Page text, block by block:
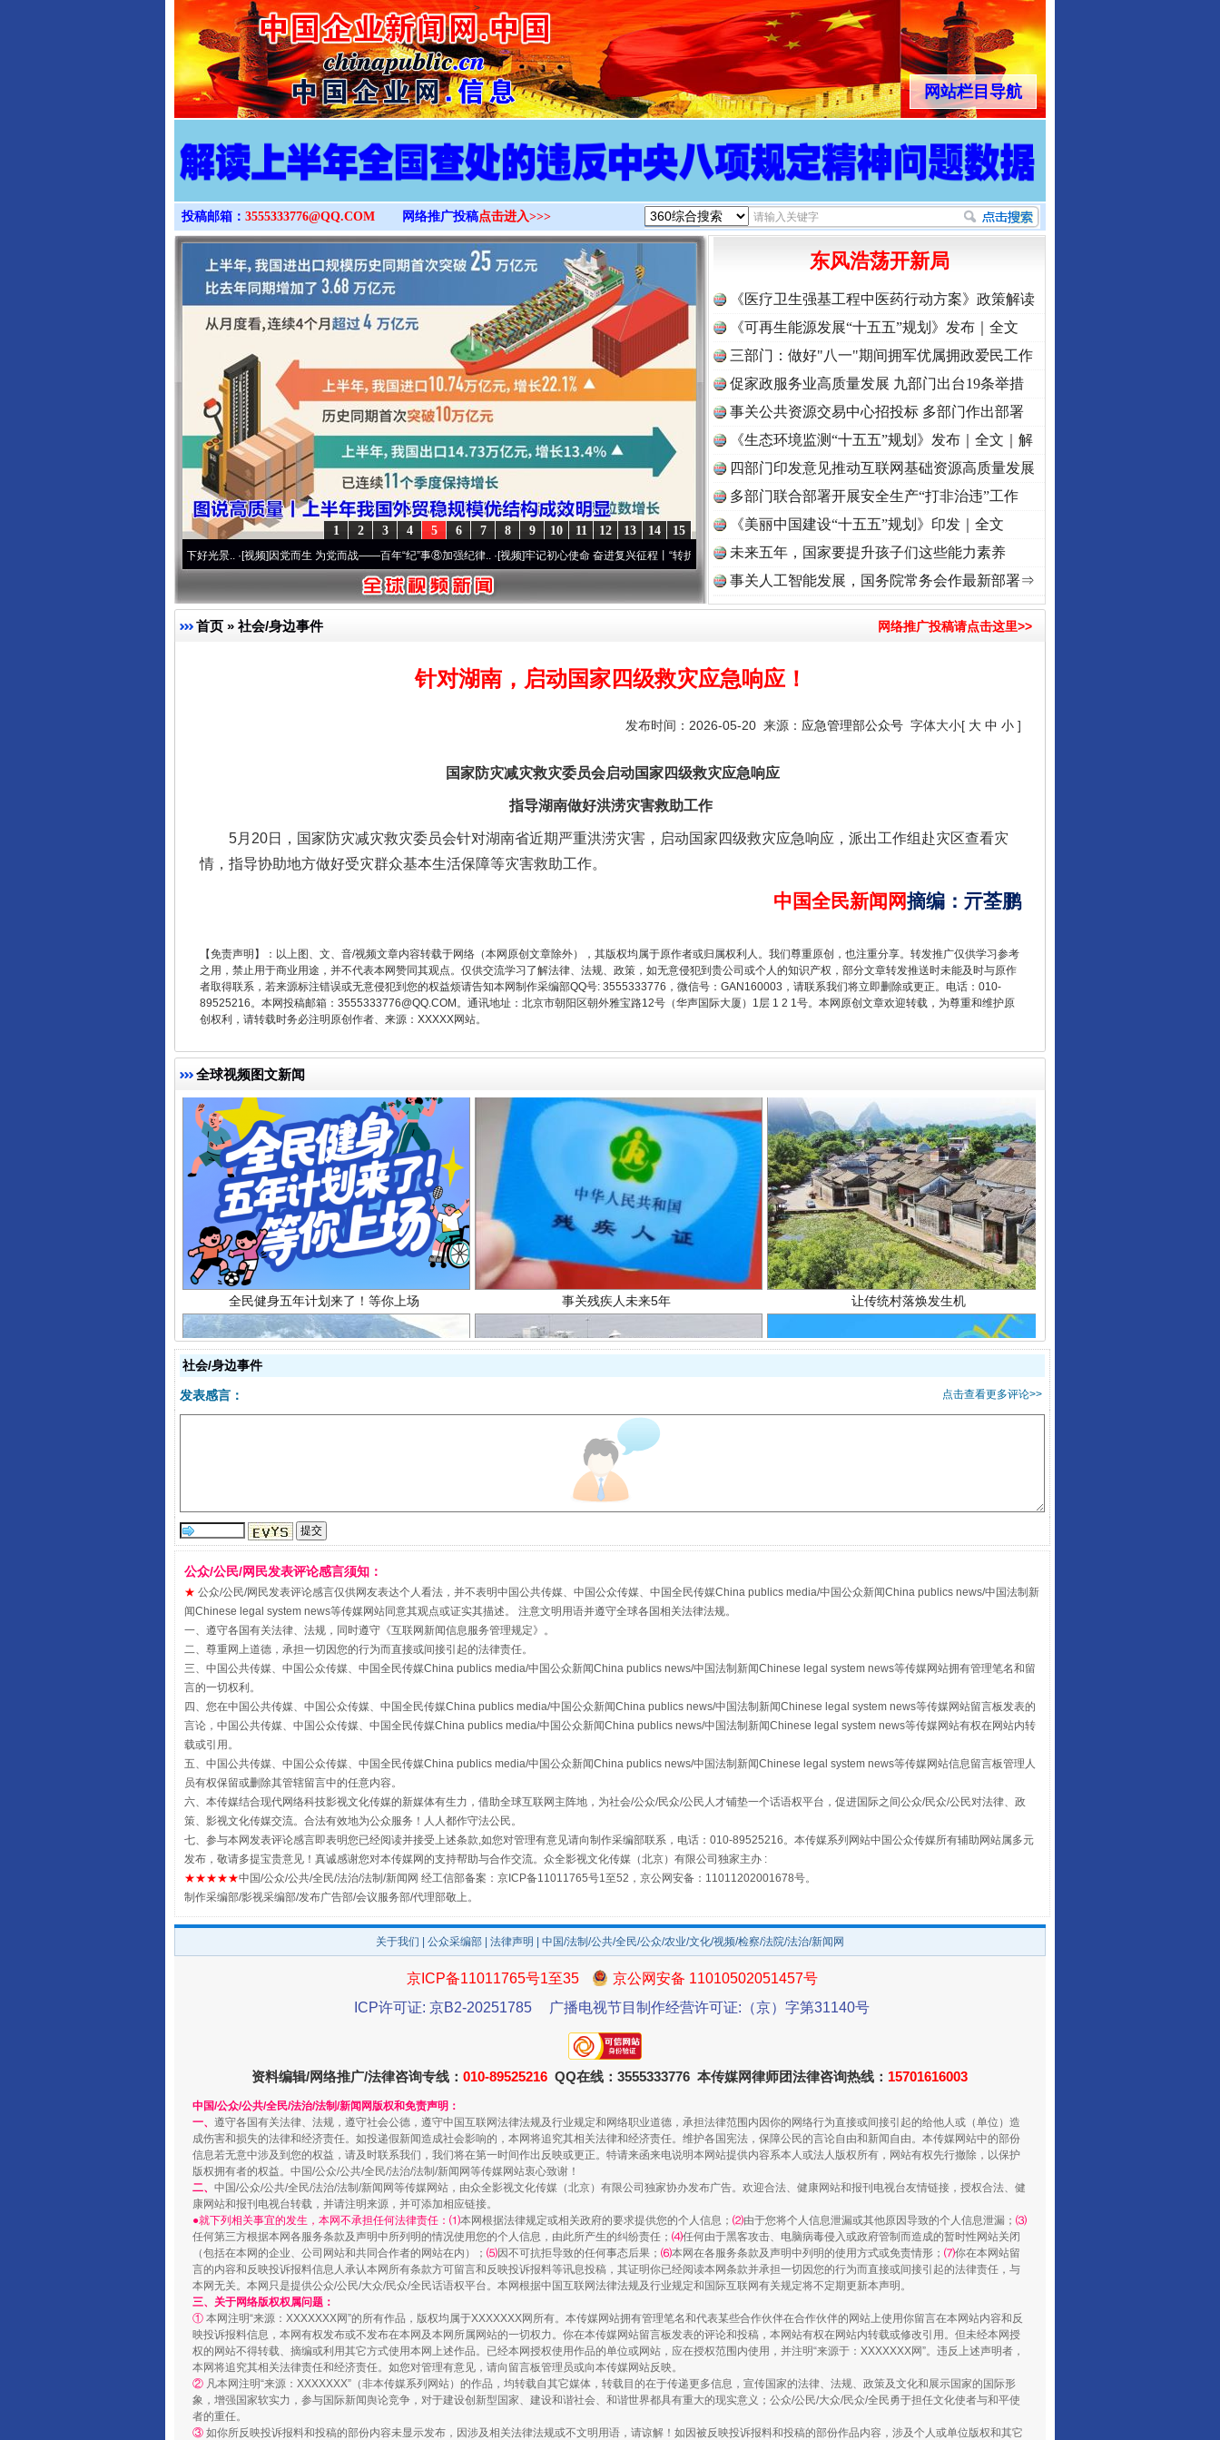
>
网站栏目导航
投稿邮箱： 3555333776@QQ.COM 网络推广投稿点击进入>>>
15
14
13
12
11
10
9
8
7
6
5
4
3
2
1
使命 奋进复兴征程丨宝塔山下好光景..·[视频]因党而生 为党而战——百年“纪”事⑧加强纪律..·[视频]牢记初心使命 奋进复兴征程丨“转折之城”激荡.. ·[视频]牢记初心使命 奋进复兴征程丨红船起航处 潮起..·[视频]一首歌的时间，读懂乐至的“诗与远方”
东风浩荡开新局
《医疗卫生强基工程中医药行动方案》政策解读
《可再生能源发展“十五五”规划》发布｜全文
三部门：做好"八一"期间拥军优属拥政爱民工作
促家政服务业高质量发展 九部门出台19条举措
事关公共资源交易中心招投标 多部门作出部署
《生态环境监测“十五五”规划》发布｜全文｜解
读
四部门印发意见推动互联网基础资源高质量发展
多部门联合部署开展安全生产“打非治违”工作
《美丽中国建设“十五五”规划》印发｜全文
未来五年，国家要提升孩子们这些能力素养
事关人工智能发展，国务院常务会作最新部署⇒
首页 » 社会/身边事件 网络推广投稿请点击这里>>
针对湖南，启动国家四级救灾应急响应！
发布时间：2026-05-20 来源： 应急管理部公众号 字体大小[ 大 中 小 ]
国家防灾减灾救灾委员会启动国家四级救灾应急响应
指导湖南做好洪涝灾害救助工作
5月20日，国家防灾减灾救灾委员会针对湖南省近期严重洪涝灾害，启动国家四级救灾应急响应，派出工作组赴灾区查看灾
情，指导协助地方做好受灾群众基本生活保障等灾害救助工作。
中国全民新闻网摘编 ： 亓荃鹏
【免责声明】：以上图、文、音/视频文章内容转载于网络（本网原创文章除外），其版权均属于原作者或归属权利人。我们尊重原创，也注重分享。转发推广仅供学习参考
之用，禁止用于商业用途，并不代表本网赞同其观点。仅供交流学习了解法律、法规、政策，如无意侵犯到贵公司或个人的知识产权，部分文章转发推送时未能及时与原作
者取得联系，若来源标注错误或无意侵犯到您的权益烦请告知本网制作采编部QQ号: 3555333776，微信号：GAN160003，请联系我们将立即删除或更正。电话：010-
89525216。本网投稿邮箱：3555333776@QQ.COM。通讯地址：北京市朝阳区朝外雅宝路12号（华声国际大厦）1层 1 2 1号。本网原创文章欢迎转载，为尊重和维护原
创权利，请转载时务必注明原创作者、来源：XXXXX网站。
全球视频图文新闻
完善运行机制助力责任有效落实 一纸欠条伤亲情 巡回调解促和解.. 行业协会接连发公告
东山县通报“牛蛙产品抗生素超标问题” 法徽映军营 权益有保障 让核能赋能千行百业
千年窑火 生生不息 一批国家标准开始实施 从数据变化看反腐深化
受贿1.44亿！段成刚被判无期 从幼儿园到大学，有这些资助 “后车司机肯定在骂我”
全民健身五年计划来了！等你上场 事关残疾人未来5年 让传统村落焕发生机
规模最大的光氢储一体化项目
国家大学科技园优化重塑工作 镜头丨大暑三秋近 山西：不断增强治理腐败综合效能
扯下公款旅游的“隐身衣” 如何以同查同治破解风腐交织难题 养老服务师职业资格制度暂行规定
“蜀中异人”王建安的艺术幻境 一颗心始终滚烫 还老百姓一个明白家底
完善运行机制助力责任有效落实
社会/身边事件
点击查看更多评论>>
发表感言：
公众/公民/网民发表评论感言须知：
★ 公众/公民/网民发表评论感言仅供网友表达个人看法，并不表明中国公共传媒、中国公众传媒、中国全民传媒China publics media/中国公众新闻China publics news/中国法制新
闻Chinese legal system news等传媒网站同意其观点或证实其描述。 注意文明用语并遵守全球各国相关法律法规。
一、遵守各国有关法律、法规，同时遵守《互联网新闻信息服务管理规定》。
二、尊重网上道德，承担一切因您的行为而直接或间接引起的法律责任。
三、中国公共传媒、中国公众传媒、中国全民传媒China publics media/中国公众新闻China publics news/中国法制新闻Chinese legal system news等传媒网站拥有管理笔名和留
言的一切权利。
四、您在中国公共传媒、中国公众传媒、中国全民传媒China publics media/中国公众新闻China publics news/中国法制新闻Chinese legal system news等传媒网站留言板发表的
言论，中国公共传媒、中国公众传媒、中国全民传媒China publics media/中国公众新闻China publics news/中国法制新闻Chinese legal system news等传媒网站有权在网站内转
载或引用。
五、中国公共传媒、中国公众传媒、中国全民传媒China publics media/中国公众新闻China publics news/中国法制新闻Chinese legal system news等传媒网站信息留言板管理人
员有权保留或删除其管辖留言中的任意内容。
六、本传媒结合现代网络科技影视文化传媒的新媒体有生力，借助全球互联网主阵地，为社会/公众/民众/公民人才铺垫一个话语权平台，促进国际之间公众/民众/公民对法律、政
策、影视文化传媒交流。合法有效地为公众服务！人人都作守法公民。
七、参与本网发表评论感言即表明您已经阅读并接受上述条款,如您对管理有意见请向制作采编部联系，电话：010-89525216。本传媒系列网站中国公众传媒所有辅助网站属多元
发布，敬请多提宝贵意见！真诚感谢您对本传媒网的支持帮助与合作交流。众全影视文化传媒（北京）有限公司独家主办 :
★★★★★中国/公众/公共/全民/法治/法制/新闻网 经工信部备案：京ICP备11011765号1至52，京公网安备：11011202001678号。
制作采编部/影视采编部/发布广告部/会议服务部/代理部敬上。
关于我们 公众采编部 法律声明 | 中国/法制/公共/全民/公众/农业/文化/视频/检察/法院/法治/新闻网
京ICP备11011765号1至35
京公网安备 11010502051457号
ICP许可证: 京B2-20251785
广播电视节目制作经营许可证:（京）字第31140号
资料编辑/网络推广/法律咨询专线： 010-89525216 QQ在线：3555333776 本传媒网律师团法律咨询热线： 15701616003
中国/公众/公共/全民/法治/法制/新闻网版权和免责声明：
一、 遵守各国有关法律、法规，遵守社会公德，遵守中国互联网法律法规及行业规定和网络职业道德，承担法律范围内因你的网络行为直接或间接引起的给他人或（单位）造
成伤害和损失的法律和经济责任。如投递假新闻造成社会影响的，本网将追究其相关法律和经济责任。维护各国宪法，保障公民的言论自由和新闻自由。本传媒网站中的部份
信息若无意中涉及到您的权益，请及时联系我们，我们将在第一时间作出反映或更正。特请来函来电说明本网站提供内容系本人或法人版权所有，网站有权先行撤除，以保护
版权拥有者的权益。中国/公众/公共/全民/法治/法制/新闻网等传媒网站衷心致谢！
二、 中国/公众/公共/全民/法治/法制/新闻网等传媒网站，由众全影视文化传媒（北京）有限公司独家协办发布广告。欢迎合法、健康网站和报刊电视台友情链接，授权合法、健
康网站和报刊电视台转载，并请注明来源，并可添加相应链接。
●就下列相关事宜的发生，本网不承担任何法律责任：⑴本网根据法律规定或相关政府的要求提供您的个人信息； ⑵由于您将个人信息泄漏或其他原因导致的个人信息泄漏； ⑶
任何第三方根据本网各服务条款及声明中所列明的情况使用您的个人信息，由此所产生的纠纷责任； ⑷任何由于黑客攻击、电脑病毒侵入或政府管制而造成的暂时性网站关闭
（包括在本网的企业、公司网站和共同合作者的网站在内）； ⑸因不可抗拒导致的任何事态后果； ⑹本网在各服务条款及声明中列明的使用方式或免责情形； ⑺你在本网站留
言的内容和反映投诉报料信息人承认本网所有条款方可留言和反映投诉报料等讯息投稿，其证明你已经阅读本网条款并承担一切因您的行为而直接或间接引起的法律责任，与
本网无关。本网只是提供公众/公民/大众/民众/全民话语权平台。本网根据中国互联网法律法规及行业规定和国际互联网有关规定将不定期更新本声明。
三、关于网络版权权属问题：
① 本网注明“来源：XXXXXXX网”的所有作品，版权均属于XXXXXXX网所有。本传媒网站拥有管理笔名和代表某些合作伙伴在合作伙伴的网站上使用你留言在本网站内容和反
映投诉报料信息，本网有权发布或不发布在本网及本网所属网站的一切权力。你在本传媒网站留言板发表的评论和投稿，本网站有权在网站内转载或修改引用。但未经本网授
权的网站不得转载、摘编或利用其它方式使用本网上述作品。已经本网授权使用作品的单位或网站，应在授权范围内使用，并注明“来源于：XXXXXXX网”。违反上述声明者，
本网将追究其相关法律责任和经济责任。如您对管理有意见，请向留言板管理员或向本传媒网站反映。
② 凡本网注明“来源：XXXXXXX”（非本传媒系列网站）的作品，均转载自其它媒体，转载目的在于传递更多信息，宣传国家的法律、法规、政策及文化和展示国家的国际形
象，增强国家软实力，参与国际新闻舆论竞争，对于建设创新型国家、建设和谐社会、和谐世界都具有重大的现实意义；公众/公民/大众/民众/全民勇于担任文化使者与和平使
者的重任。
③ 如你所反映投诉报料和投稿的部份内容未显示发布，因涉及相关法律法规或不文明用语，请谅解！如因被反映投诉报料和投稿的部份作品内容，涉及个人或单位版权和其它